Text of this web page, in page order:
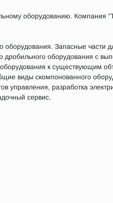
оборудованию.
оборудования. Запасные части
дробильного оборудования с
к существующим
виды скомпонованного
управления, разработка
сервис.